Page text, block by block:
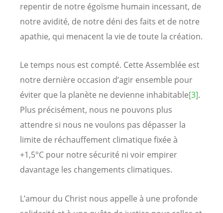
repentir de notre égoïsme humain incessant, de
notre avidité, de notre déni des faits et de notre
apathie, qui menacent la vie de toute la création.
Le temps nous est compté. Cette Assemblée est
notre dernière occasion d’agir ensemble pour
éviter que la planète ne devienne inhabitable[3].
Plus précisément, nous ne pouvons plus
attendre si nous ne voulons pas dépasser la
limite de réchauffement climatique fixée à
+1,5°C pour notre sécurité ni voir empirer
davantage les changements climatiques.
L’amour du Christ nous appelle à une profonde